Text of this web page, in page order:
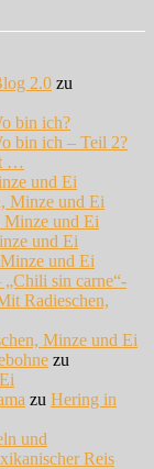
2.0 zu
bin ich?
bin ich – Teil 2?
…
und Ei
Minze und Ei
Minze und Ei
und Ei
und Ei
„Chili sin carne“-
Radieschen,
Minze und Ei
zu
zu Hering in
und
Reis